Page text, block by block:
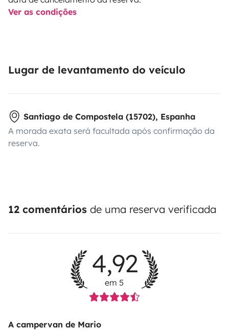
Ver as condições
Lugar de levantamento do veículo
Santiago de Compostela (15702), Espanha
A morada exata será facultada após confirmação da
reserva.
12 comentários de uma reserva verificada
4,92
em 5
A campervan de Mario